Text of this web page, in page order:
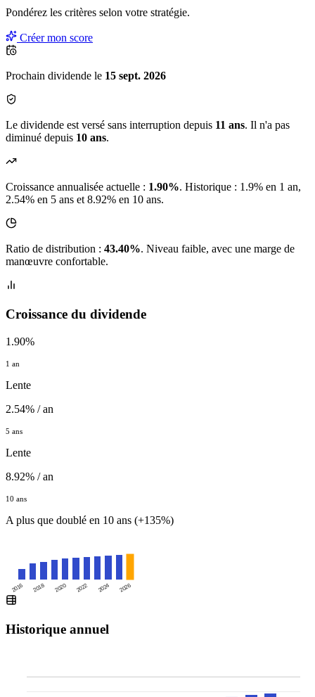
Pondérez les critères selon votre stratégie.
Créer mon score
Prochain dividende le 15 sept. 2026
Le dividende est versé sans interruption depuis 11 ans. Il n'a pas
diminué depuis 10 ans.
Croissance annualisée actuelle : 1.90%. Historique : 1.9% en 1 an,
2.54% en 5 ans et 8.92% en 10 ans.
Ratio de distribution : 43.40%. Niveau faible, avec une marge de
manœuvre confortable.
Croissance du dividende
1.90%
1 an
Lente
2.54% / an
5 ans
Lente
8.92% / an
10 ans
A plus que doublé en 10 ans (+135%)
2016 2018 2020 2022 2024 2026
Historique annuel